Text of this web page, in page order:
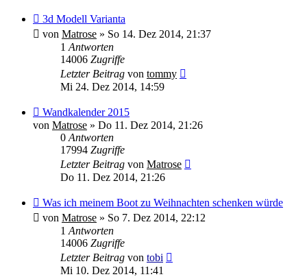
3d Modell Varianta
von Matrose » So 14. Dez 2014, 21:37
1 Antworten
14006 Zugriffe
Letzter Beitrag von tommy
Mi 24. Dez 2014, 14:59
Wandkalender 2015
von Matrose » Do 11. Dez 2014, 21:26
0 Antworten
17994 Zugriffe
Letzter Beitrag von Matrose
Do 11. Dez 2014, 21:26
Was ich meinem Boot zu Weihnachten schenken würde
von Matrose » So 7. Dez 2014, 22:12
1 Antworten
14006 Zugriffe
Letzter Beitrag von tobi
Mi 10. Dez 2014, 11:41